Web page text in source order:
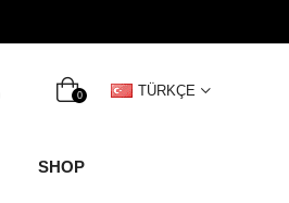
0 TÜRKÇE
SHOP